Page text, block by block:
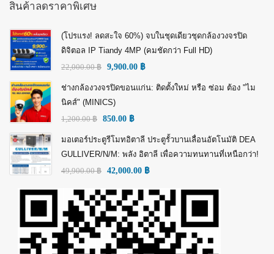
สินค้าลดราคาพิเศษ
(โปรแรง! ลดสะใจ 60%) จบในชุดเดียวชุดกล้องวงจรปิด
ดิจิตอล IP Tiandy 4MP (คมชัดกว่า Full HD)
22,000.00฿ 9,900.00 ฿
ช่างกล้องวงจรปิดขอนแก่น: ติดตั้งใหม่ หรือ ซ่อม ต้อง "ไม
นิคส์" (MINICS)
1,200.00฿ 850.00 ฿
มอเตอร์ประตูรีโมทอิตาลี ประตูรั้วบานเลื่อนอัตโนมัติ DEA
GULLIVER/N/M: พลัง อิตาลี เพื่อความทนทานที่เหนือกว่า!
49,900.00฿ 42,000.00 ฿